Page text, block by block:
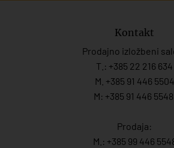
Kontakt
Prodajno izložbeni
T.: +385 22 216 634
M. +385 91 446 5504
M: +385 91 446 5548
Prodaja:
M.: +385 99 446